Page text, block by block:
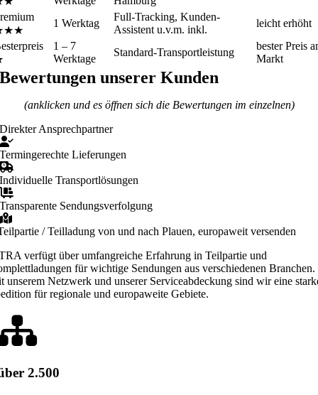
1 Werktag
Full-Tracking, Kunden-
Assistent u.v.m. inkl.
leicht erhöht
1 – 7
Werktage
Standard-Transportleistung
bester Preis
Markt
Bewertungen unserer Kunden
(anklicken und es öffnen sich die Bewertungen im einzelnen)
Direkter Ansprechpartner
Termingerechte Lieferungen
Individuelle Transportlösungen
Transparente Sendungsverfolgung
/ Teilladung von und nach Plauen, europaweit versenden
verfügt über umfangreiche Erfahrung in Teilpartie und
für wichtige Sendungen aus verschiedenen Branchen.
unserem Netzwerk und unserer Serviceabdeckung sind wir eine
für regionale und europaweite Gebiete.
2.500